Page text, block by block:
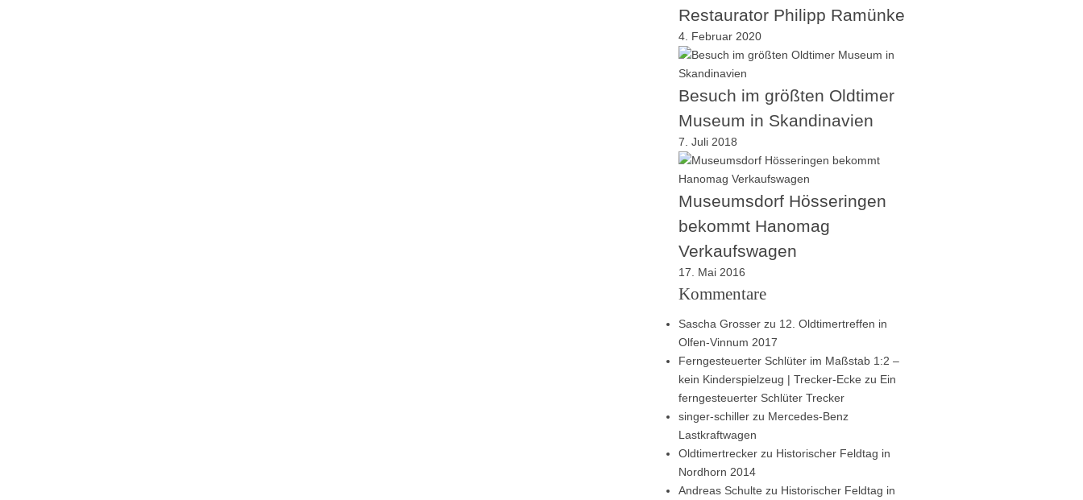
Restaurator Philipp Ramünke
4. Februar 2020
Besuch im größten Oldtimer
Museum in Skandinavien
7. Juli 2018
Museumsdorf Hösseringen
bekommt Hanomag
Verkaufswagen
17. Mai 2016
Kommentare
Sascha Grosser zu 12. Oldtimertreffen in
Olfen-Vinnum 2017
Ferngesteuerter Schlüter im Maßstab 1:2 –
kein Kinderspielzeug | Trecker-Ecke zu Ein
ferngesteuerter Schlüter Trecker
singer-schiller zu Mercedes-Benz
Lastkraftwagen
Oldtimertrecker zu Historischer Feldtag in
Nordhorn 2014
Andreas Schulte zu Historischer Feldtag in